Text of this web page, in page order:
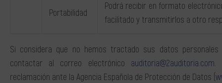
Portabilidad
Podrá recibir en formato
facilitado y transmitirlos a otro
Si considera que no hemos tractado sus datos
contactar al correo electrónico auditoria@2auditoria.com.
reclamación ante la Agencia Española de Protección de Datos (